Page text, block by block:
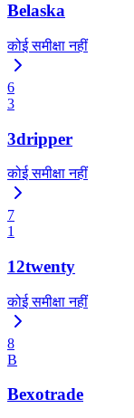
Belaska
कोई समीक्षा नहीं
6
3
3dripper
कोई समीक्षा नहीं
7
1
12twenty
कोई समीक्षा नहीं
8
B
Bexotrade